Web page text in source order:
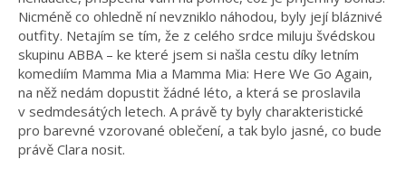
Nicméně co ohledně ní nevzniklo náhodou, byly její bláznivé
outfity. Netajím se tím, že z celého srdce miluju švédskou
skupinu ABBA – ke které jsem si našla cestu díky letním
komediím Mamma Mia a Mamma Mia: Here We Go Again,
na něž nedám dopustit žádné léto, a která se proslavila
v sedmdesátých letech. A právě ty byly charakteristické
pro barevné vzorované oblečení, a tak bylo jasné, co bude
právě Clara nosit.